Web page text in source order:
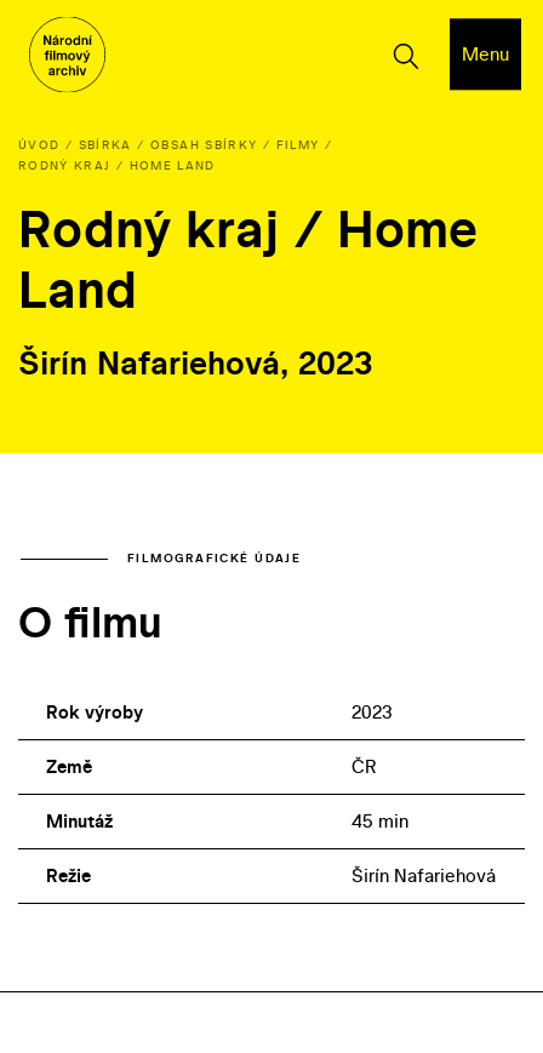
Menu
ÚVOD SBÍRKA OBSAH SBÍRKY
FILMY
RODNÝ KRAJ / HOME LAND
Rodný kraj / Home
Land
Širín Nafariehová, 2023
FILMOGRAFICKÉ ÚDAJE
O filmu
Rok výroby 2023
Země ČR
Minutáž 45 min
Režie Širín Nafariehová